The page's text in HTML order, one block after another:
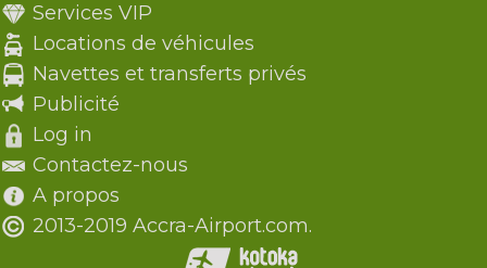
Services VIP
Locations de véhicules
Navettes et transferts privés
Publicité
Log in
Contactez-nous
A propos
2013-2019 Accra-Airport.com.